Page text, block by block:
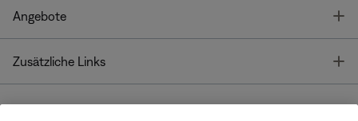
Angebote
Zusätzliche Links